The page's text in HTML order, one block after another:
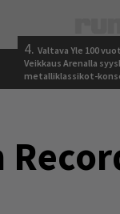
4. Valtava Yle 100
Veikkaus Arenalla
metalliklassikot-